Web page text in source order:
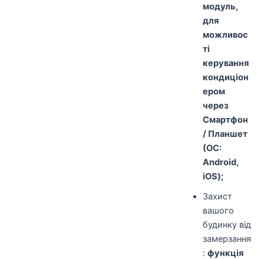
модуль,
для
можливос
ті
керування
кондиціон
ером
через
Смартфон
/ Планшет
(ОС:
Android,
iOS);
Захист
вашого
будинку від
замерзання
:функція